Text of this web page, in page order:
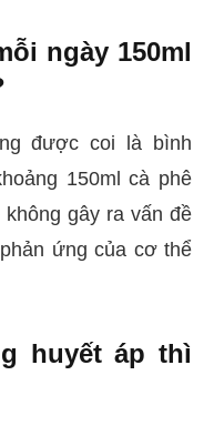
ngày 150ml
được coi là bình
150ml cà phê
gây ra vấn đề
ứng của cơ thể
huyết áp thì